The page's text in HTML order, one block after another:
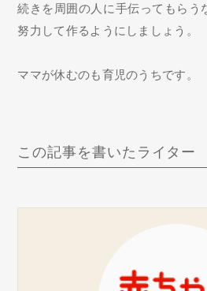
続きを周囲の人に手伝ってもらう
努力して作るようにしましょう。
ママが休むのも育児のうちです。
この記事を書いたライター